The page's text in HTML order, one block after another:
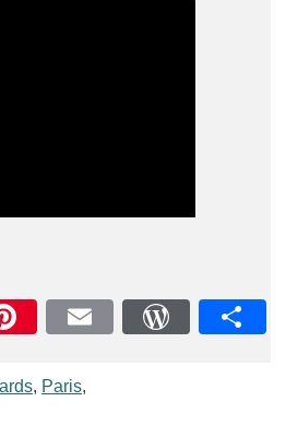
, Paris,